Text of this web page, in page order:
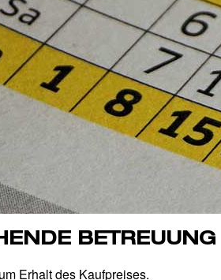
BETREUUNG
Erhalt des Kaufpreises.